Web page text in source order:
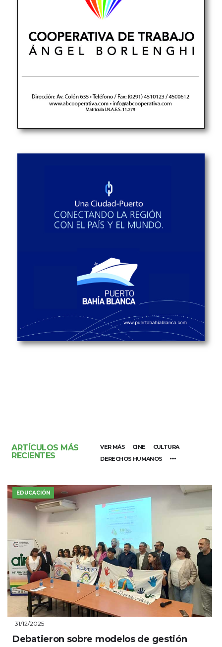
ARTÍCULOS MÁS
RECIENTES
VER MÁS CINE
CULTURA
DERECHOS HUMANOS
EDUCACIÓN
31/12/2025
Debatieron sobre modelos de gestión